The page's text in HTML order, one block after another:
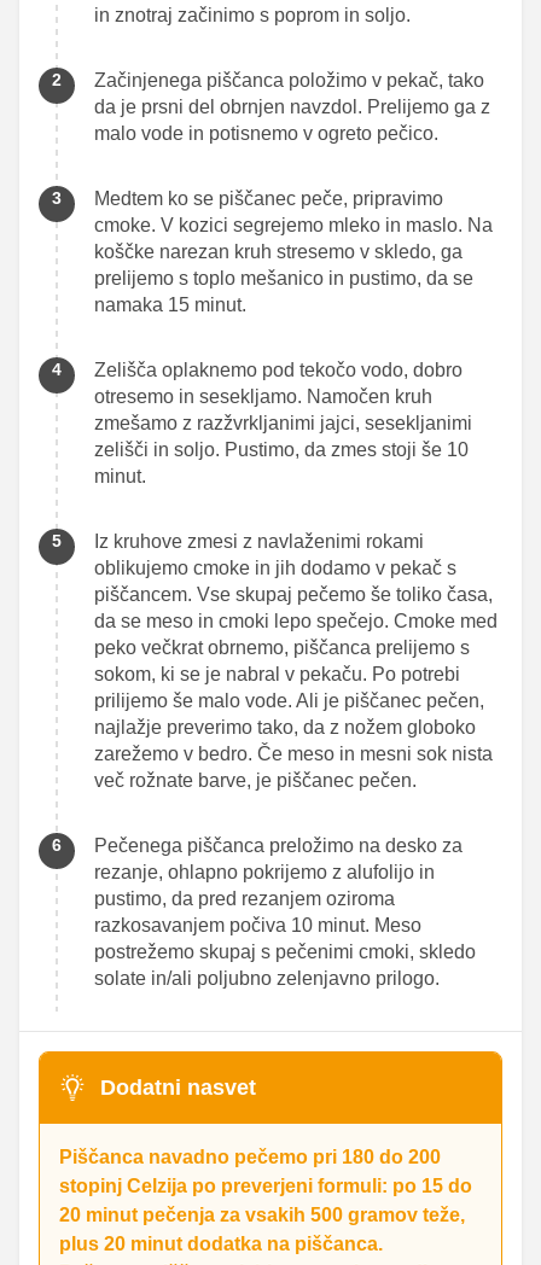
in znotraj začinimo s poprom in soljo.
Začinjenega piščanca položimo v pekač, tako
da je prsni del obrnjen navzdol. Prelijemo ga z
malo vode in potisnemo v ogreto pečico.
Medtem ko se piščanec peče, pripravimo
cmoke. V kozici segrejemo mleko in maslo. Na
koščke narezan kruh stresemo v skledo, ga
prelijemo s toplo mešanico in pustimo, da se
namaka 15 minut.
Zelišča oplaknemo pod tekočo vodo, dobro
otresemo in sesekljamo. Namočen kruh
zmešamo z razžvrkljanimi jajci, sesekljanimi
zelišči in soljo. Pustimo, da zmes stoji še 10
minut.
Iz kruhove zmesi z navlaženimi rokami
oblikujemo cmoke in jih dodamo v pekač s
piščancem. Vse skupaj pečemo še toliko časa,
da se meso in cmoki lepo spečejo. Cmoke med
peko večkrat obrnemo, piščanca prelijemo s
sokom, ki se je nabral v pekaču. Po potrebi
prilijemo še malo vode. Ali je piščanec pečen,
najlažje preverimo tako, da z nožem globoko
zarežemo v bedro. Če meso in mesni sok nista
več rožnate barve, je piščanec pečen.
Pečenega piščanca preložimo na desko za
rezanje, ohlapno pokrijemo z alufolijo in
pustimo, da pred rezanjem oziroma
razkosavanjem počiva 10 minut. Meso
postrežemo skupaj s pečenimi cmoki, skledo
solate in/ali poljubno zelenjavno prilogo.
Dodatni nasvet
Piščanca navadno pečemo pri 180 do 200
stopinj Celzija po preverjeni formuli: po 15 do
20 minut pečenja za vsakih 500 gramov teže,
plus 20 minut dodatka na piščanca.